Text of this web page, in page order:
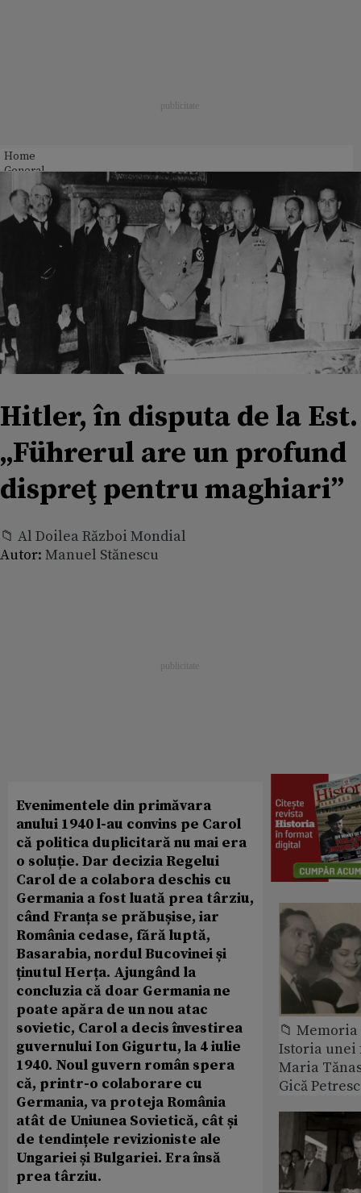
Home
General
Hitler, în disputa de la Est.
„Führerul are un profund
dispreţ pentru maghiari”
📁 Al Doilea Război Mondial
Autor: Manuel Stănescu
Evenimentele din primăvara
anului 1940 l-au convins pe Carol
că politica duplicitară nu mai era
o soluție. Dar decizia Regelui
Carol de a colabora deschis cu
Germania a fost luată prea târziu,
când Franța se prăbușise, iar
România cedase, fără luptă,
Basarabia, nordul Bucovinei și
ținutul Herța. Ajungând la
concluzia că doar Germania ne
poate apăra de un nou atac
sovietic, Carol a decis învestirea
guvernului Ion Gigurtu, la 4 iulie
1940. Noul guvern român spera
că, printr-o colaborare cu
Germania, va proteja România
atât de Uniunea Sovietică, cât și
de tendințele revizioniste ale
Ungariei și Bulgariei. Era însă
prea târziu.
📁
Istoria
Maria
Gică